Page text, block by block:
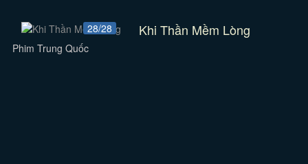
28/28 Khi Thần Mềm Lòng
Phim Trung Quốc